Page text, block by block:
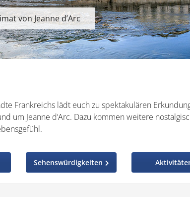
von Jeanne d’Arc
Frankreichs lädt euch zu spektakulären
um Jeanne d’Arc. Dazu kommen weitere
Sehenswürdigkeiten